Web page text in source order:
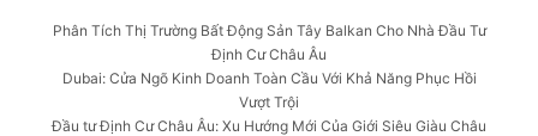
Phân Tích Thị Trường Bất Động Sản Tây Balkan Cho Nhà Đầu Tư
Định Cư Châu Âu
Dubai: Cửa Ngõ Kinh Doanh Toàn Cầu Với Khả Năng Phục Hồi
Vượt Trội
Đầu tư Định Cư Châu Âu: Xu Hướng Mới Của Giới Siêu Giàu Châu